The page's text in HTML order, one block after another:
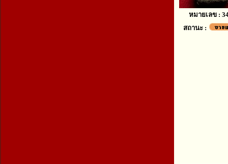
หมายเลข :
สถานะ :